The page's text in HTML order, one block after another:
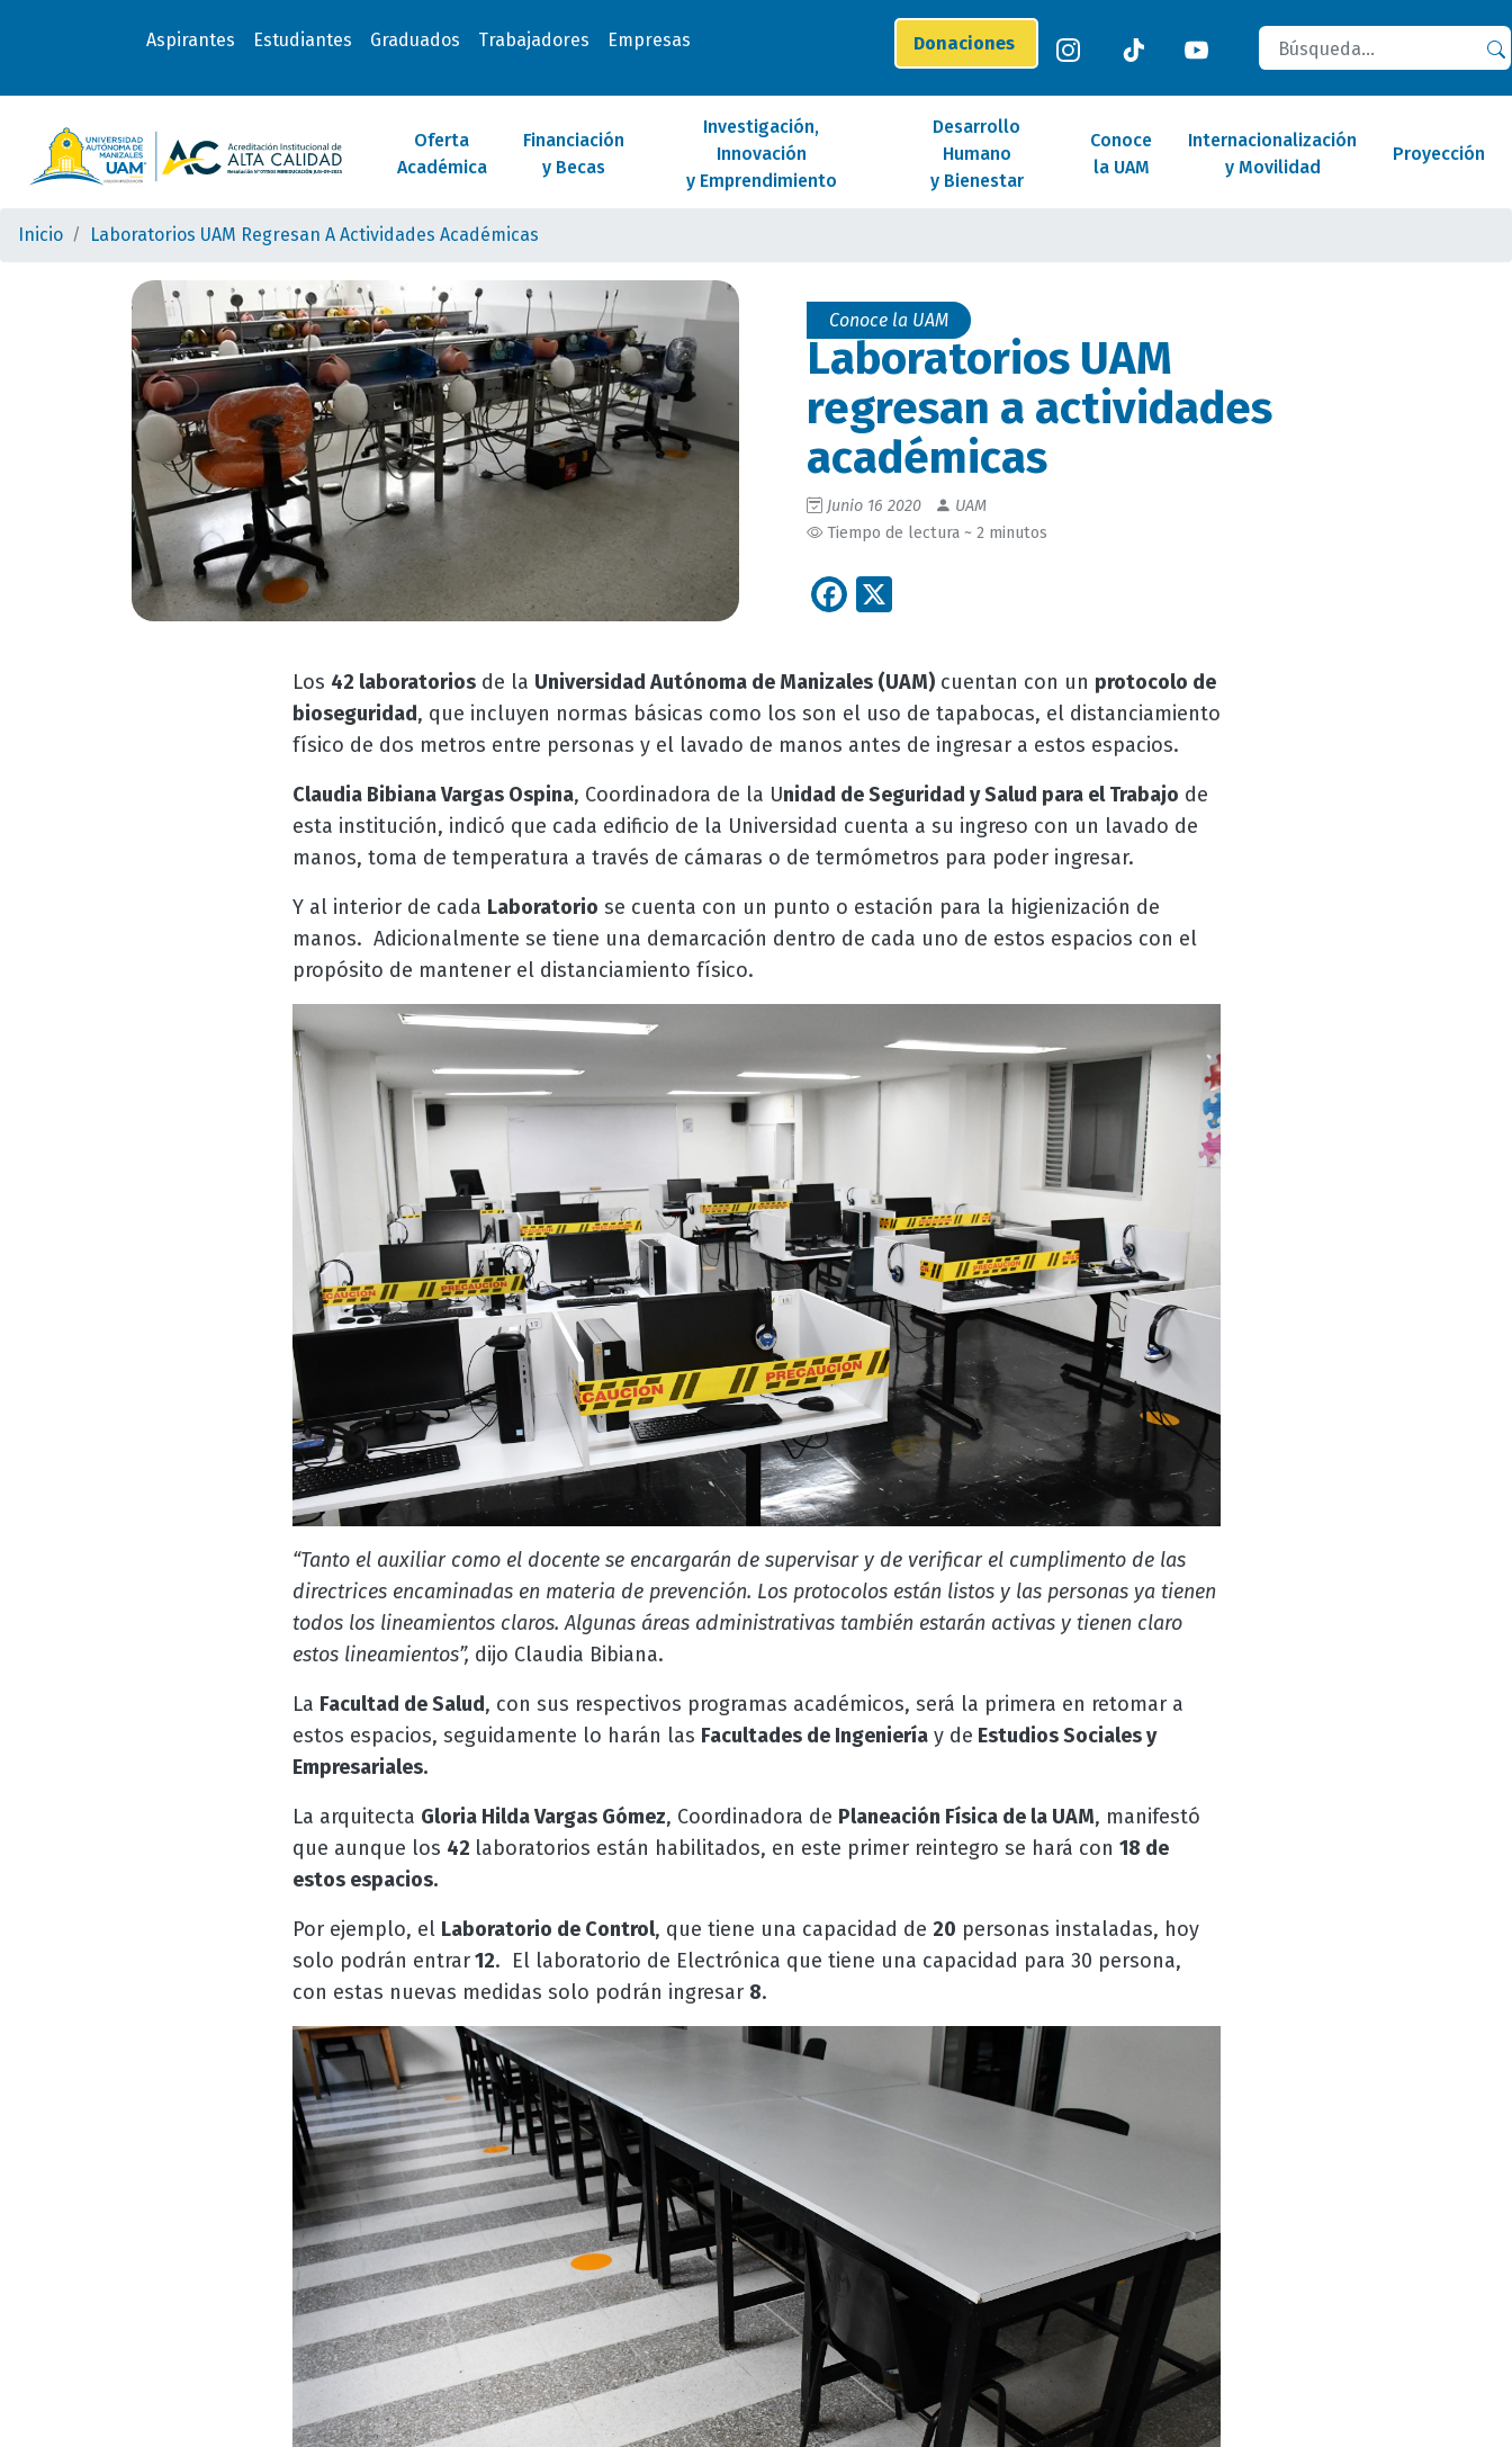
Aspirantes Estudiantes Graduados Trabajadores Empresas Donaciones
Buscar
Oferta
Académica
Financiación
y Becas
Investigación,
Innovación
y Emprendimiento
Desarrollo
Humano
y Bienestar
Conoce
la UAM
Internacionalización
y Movilidad
Proyección
Inicio Laboratorios UAM Regresan A Actividades Académicas
Conoce la UAM
Laboratorios UAM
regresan a actividades
académicas
Junio 16 2020
UAM
Tiempo de lectura ~ 2 minutos
Facebook
Los 42 laboratoriosde la Universidad Autónoma de Manizales (UAM)cuentan con un protocolo de
bioseguridad, que incluyen normas básicas como los son el uso de tapabocas, el distanciamiento
físico de dos metros entre personas y el lavado de manos antes de ingresar a estos espacios.
Claudia Bibiana Vargas Ospina, Coordinadora de la Unidad de Seguridad y Salud para el Trabajo de
esta institución, indicó que cada edificio de la Universidad cuenta a su ingreso con un lavado de
manos, toma de temperatura a través de cámaras o de termómetros para poder ingresar.
Y al interior de cada Laboratorio se cuenta con un punto o estación para la higienización de
manos. Adicionalmente se tiene una demarcación dentro de cada uno de estos espacios con el
propósito de mantener el distanciamiento físico.
“Tanto el auxiliar como el docente se encargarán de supervisar y de verificar el cumplimento de las
directrices encaminadas en materia de prevención. Los protocolos están listos y las personas ya tienen
todos los lineamientos claros. Algunas áreas administrativas también estarán activas y tienen claro
estos lineamientos”, dijo Claudia Bibiana.
La Facultad de Salud, con sus respectivos programas académicos, será la primera en retomar a
estos espacios, seguidamente lo harán las Facultades de Ingenieríay de Estudios Sociales y
Empresariales.
La arquitecta Gloria Hilda Vargas Gómez, Coordinadora de Planeación Física de la UAM, manifestó
que aunque los 42 laboratorios están habilitados, en este primer reintegro se hará con 18 de
estos espacios.
Por ejemplo, el Laboratorio de Control, que tiene una capacidad de 20 personas instaladas, hoy
solo podrán entrar12. El laboratorio de Electrónica que tiene una capacidad para 30 persona,
con estas nuevas medidas solo podrán ingresar 8.